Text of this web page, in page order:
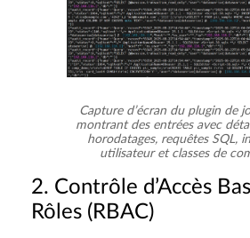
Capture d’écran du plugin de
montrant des entrées avec
horodatages, requêtes SQL,
utilisateur et classes de
2. Contrôle d’Accès
Rôles (RBAC)